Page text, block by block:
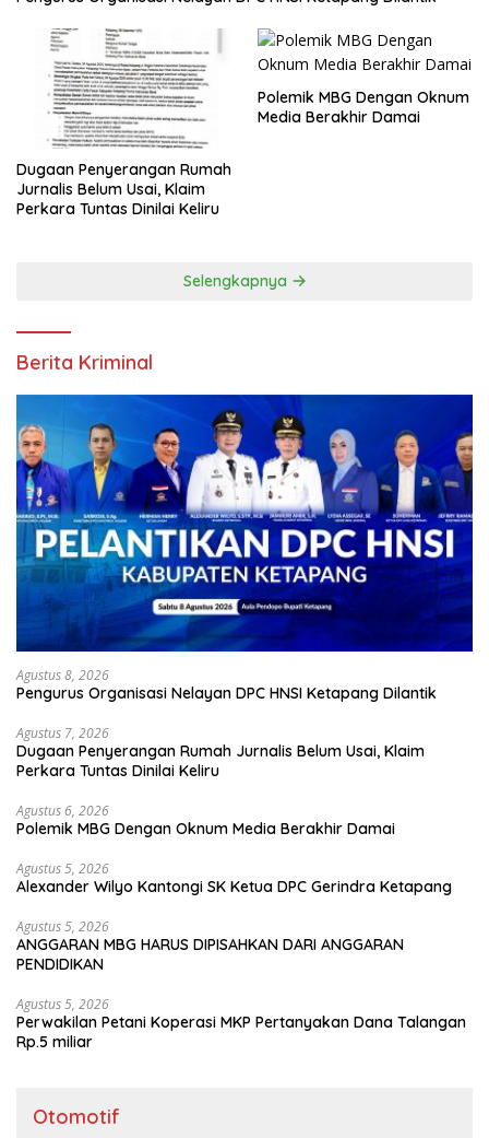
Dugaan Penyerangan Rumah
Jurnalis Belum Usai, Klaim
Perkara Tuntas Dinilai Keliru
Polemik MBG Dengan Oknum
Media Berakhir Damai
Selengkapnya
Berita Kriminal
Agustus 8, 2026
Pengurus Organisasi Nelayan DPC HNSI Ketapang Dilantik
Agustus 7, 2026
Dugaan Penyerangan Rumah Jurnalis Belum Usai, Klaim
Perkara Tuntas Dinilai Keliru
Agustus 6, 2026
Polemik MBG Dengan Oknum Media Berakhir Damai
Agustus 5, 2026
Alexander Wilyo Kantongi SK Ketua DPC Gerindra Ketapang
Agustus 5, 2026
ANGGARAN MBG HARUS DIPISAHKAN DARI ANGGARAN
PENDIDIKAN
Agustus 5, 2026
Perwakilan Petani Koperasi MKP Pertanyakan Dana Talangan
Rp.5 miliar
Otomotif